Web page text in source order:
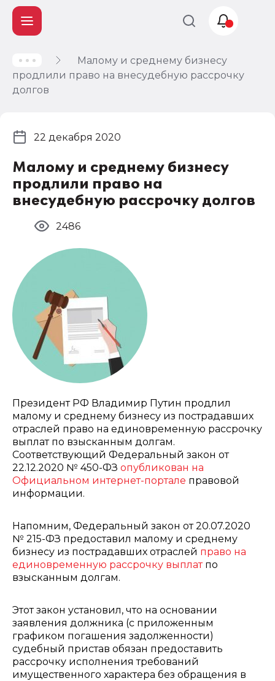
Малому и среднему бизнесу
продлили право на внесудебную рассрочку
долгов
Малому и среднему бизнесу
продлили право на
внесудебную рассрочку долгов
22 декабря 2020
2486
Президент РФ Владимир Путин продлил
малому и среднему бизнесу из пострадавших
отраслей право на единовременную рассрочку
выплат по взысканным долгам.
Соответствующий Федеральный закон от
22.12.2020 № 450-ФЗ опубликован на
Официальном интернет-портале правовой
информации.
Напомним, Федеральный закон от 20.07.2020
№ 215-ФЗ предоставил малому и среднему
бизнесу из пострадавших отраслей право на
единовременную рассрочку выплатпо
взысканным долгам.
Этот закон установил, что на основании
заявления должника (с приложенным
графиком погашения задолженности)
судебный пристав обязан предоставить
рассрочку исполнения требований
имущественного характера без обращения в
Учет и
налогообложение